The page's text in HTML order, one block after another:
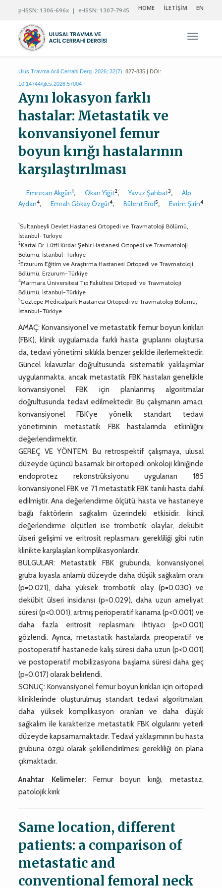
p-ISSN: 1306-696x | e-ISSN: 1307-7945 HOME İLETİŞİM EN
Ulus Travma Acil Cerrahi Derg. 2026; 32(7): 827-835 | DOI:
10.14744/tjtes.2026.57004
Aynı lokasyon farklı
hastalar: Metastatik ve
konvansiyonel femur
boyun kırığı hastalarının
karşılaştırılması
Emrecan Akgün1, Okan Yiğit2, Yavuz Şahbat3,
Alp
Aydan4, Emrah Gökay Özgür4, Bülent Erol5, Evrim Şirin4
1Sultanbeyli Devlet Hastanesi Ortopedi ve Travmatoloji Bölümü,
İstanbul-Türkiye
2Kartal Dr. Lütfi Kırdar Şehir Hastanesi Ortopedi ve Travmatoloji
Bölümü, İstanbul-Türkiye
3Erzurum Eğitim ve Araştırma Hastanesi Ortopedi ve Travmatoloji
Bölümü, Erzurum-Türkiye
4Marmara Üniversitesi Tıp Fakültesi Ortopedi ve Travmatoloji
Bölümü, İstanbul-Türkiye
5Göztepe Medicalpark Hastanesi Ortopedi ve Travmatoloji Bölümü,
İstanbul-Türkiye
AMAÇ: Konvansiyonel ve metastatik femur boyun kırıkları
(FBK), klinik uygulamada farklı hasta gruplarını oluştursa
da, tedavi yönetimi sıklıkla benzer şekilde ilerlemektedir.
Güncel kılavuzlar doğrultusunda sistematik yaklaşımlar
uygulanmakta, ancak metastatik FBK hastaları genellikle
konvansiyonel FBK için planlanmış algoritmalar
doğrultusunda tedavi edilmektedir. Bu çalışmanın amacı,
konvansiyonel FBK’ye yönelik standart tedavi
yönetiminin metastatik FBK hastalarında etkinliğini
değerlendirmektir.
GEREÇ VE YÖNTEM: Bu retrospektif çalışmaya, ulusal
düzeyde üçüncü basamak bir ortopedi onkoloji kliniğinde
endoprotez rekonstrüksiyonu uygulanan 185
konvansiyonel FBK ve 71 metastatik FBK tanılı hasta dahil
edilmiştir. Ana değerlendirme ölçütü, hasta ve hastaneye
bağlı faktörlerin sağkalım üzerindeki etkisidir. İkincil
değerlendirme ölçütleri ise trombotik olaylar, dekübit
ülseri gelişimi ve eritrosit replasmanı gerekliliği gibi rutin
klinikte karşılaşılan komplikasyonlardır.
BULGULAR: Metastatik FBK grubunda, konvansiyonel
gruba kıyasla anlamlı düzeyde daha düşük sağkalım oranı
(p=0.021), daha yüksek trombotik olay (p=0.030) ve
dekübit ülseri insidansı (p=0.029), daha uzun ameliyat
süresi (p<0.001), artmış perioperatif kanama (p<0.001) ve
daha fazla eritrosit replasmanı ihtiyacı (p<0.001)
gözlendi. Ayrıca, metastatik hastalarda preoperatif ve
postoperatif hastanede kalış süresi daha uzun (p<0.001)
ve postoperatif mobilizasyona başlama süresi daha geç
(p=0.017) olarak belirlendi.
SONUÇ: Konvansiyonel femur boyun kırıkları için ortopedi
kliniklerinde oluşturulmuş standart tedavi algoritmaları,
daha yüksek komplikasyon oranları ve daha düşük
sağkalım ile karakterize metastatik FBK olgularını yeterli
düzeyde kapsamamaktadır. Tedavi yaklaşımının bu hasta
grubuna özgü olarak şekillendirilmesi gerekliliği ön plana
çıkmaktadır.
Anahtar Kelimeler: Femur boyun kırığı, metastaz,
patolojik kırık
Same location, different
patients: a comparison of
metastatic and
conventional femoral neck